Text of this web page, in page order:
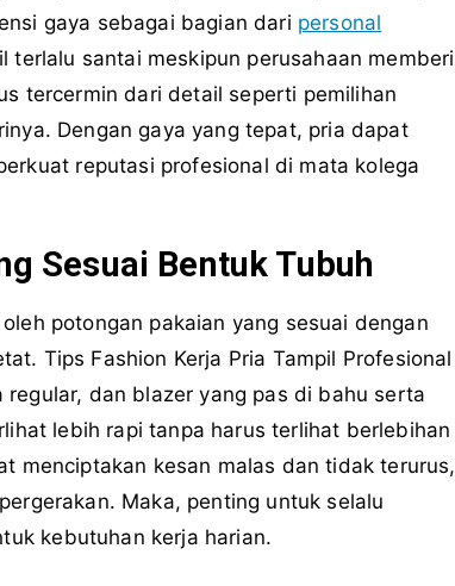
gaya sebagai bagian dari personal
terlalu santai meskipun perusahaan memberi
tercermin dari detail seperti pemilihan
Dengan gaya yang tepat, pria dapat
reputasi profesional di mata kolega
Sesuai Bentuk Tubuh
potongan pakaian yang sesuai dengan
Tips Fashion Kerja Pria Tampil Profesional
dan blazer yang pas di bahu serta
lebih rapi tanpa harus terlihat berlebihan
menciptakan kesan malas dan tidak terurus,
Maka, penting untuk selalu
kebutuhan kerja harian.